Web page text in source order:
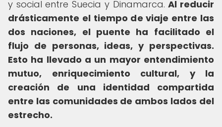
y social entre Suecia y Dinamarca.Al reducir
drásticamente el tiempo de viaje entre las
dos naciones, el puente ha facilitado el
flujo de personas, ideas, y perspectivas.
Esto ha llevado a un mayor entendimiento
mutuo, enriquecimiento cultural, y la
creación de una identidad compartida
entre las comunidades de ambos lados del
estrecho.